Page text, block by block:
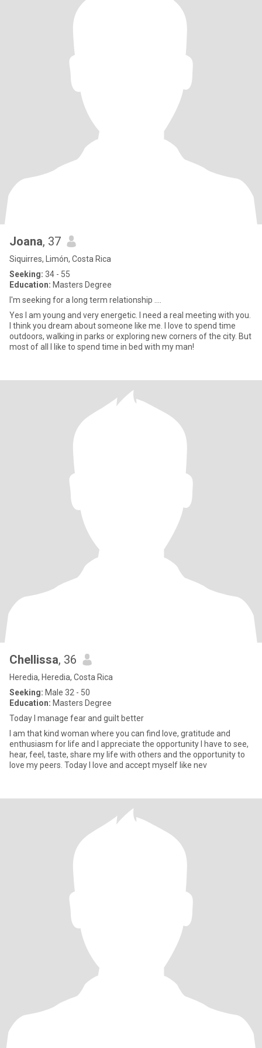
Joana, 37
Siquirres, Limón, Costa Rica
Seeking: 34 - 55
Education: Masters Degree
I'm seeking for a long term relationship ....
Yes I am young and very energetic. I need a real meeting with you.
I think you dream about someone like me. I love to spend time
outdoors, walking in parks or exploring new corners of the city. But
most of all I like to spend time in bed with my man!
Chellissa, 36
Heredia, Heredia, Costa Rica
Seeking: Male 32 - 50
Education: Masters Degree
Today I manage fear and guilt better
I am that kind woman where you can find love, gratitude and
enthusiasm for life and I appreciate the opportunity I have to see,
hear, feel, taste, share my life with others and the opportunity to
love my peers. Today I love and accept myself like nev